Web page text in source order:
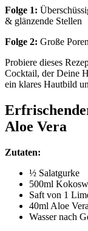
Folge 1:
& glänzende Stellen
Folge 2: Große
Probiere dieses
Cocktail, der Deine
ein klares Hautbild
Aloe Vera
Zutaten:
½ Salatgurke
500ml
Saft von 1
40ml Aloe
Wasser nach